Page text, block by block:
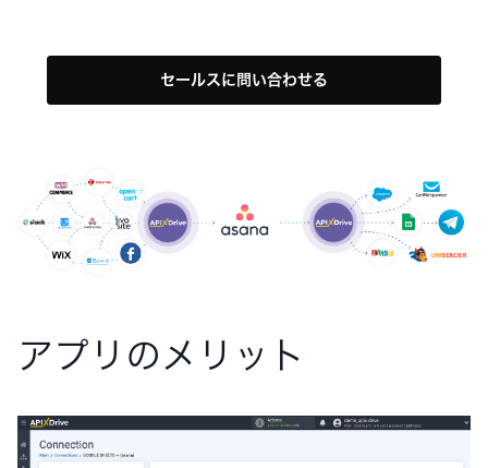
セールスに問い合わせる
アプリのメリット